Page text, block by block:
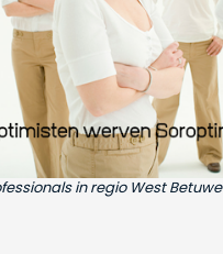
in regio West Betuwe